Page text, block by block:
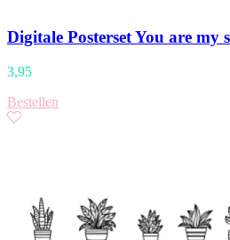
Digitale Posterset You are my
3,95
Bestellen